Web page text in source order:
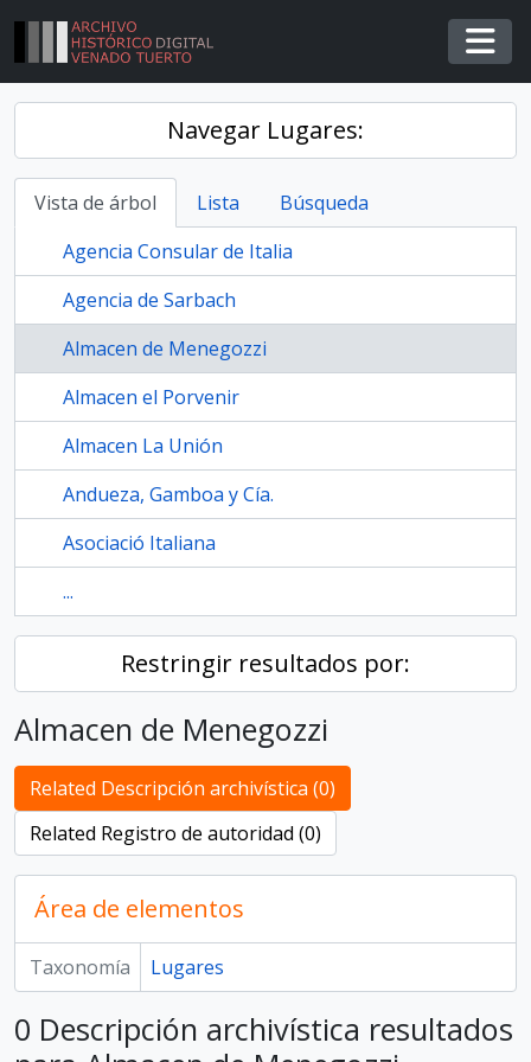
Skip to main content
Navegar Lugares:
Vista de árbol Lista
Búsqueda
Agencia Consular de Italia
Agencia de Sarbach
Almacen de Menegozzi
Almacen el Porvenir
Almacen La Unión
Andueza, Gamboa y Cía.
Asociació Italiana
...
Restringir resultados por:
Almacen de Menegozzi
Related Descripción archivística (0)
Related Registro de autoridad (0)
Área de elementos
Taxonomía Lugares
0 Descripción archivística resultados